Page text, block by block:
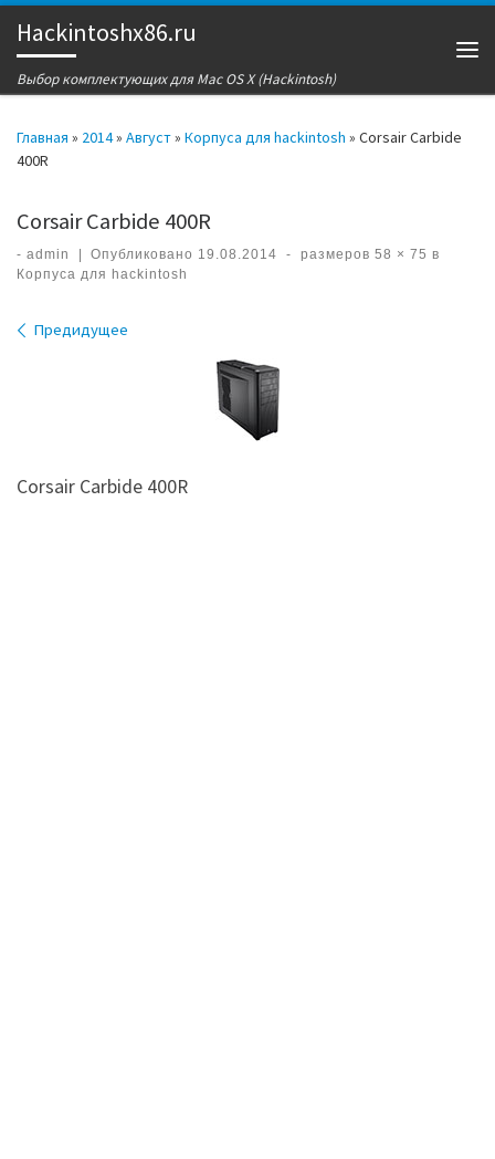
Перейти к содержимому
Hackintoshx86.ru
Выбор комплектующих для Mac OS X (Hackintosh)
Главная » 2014» Август» Корпуса для hackintosh » Corsair Carbide
400R
Corsair Carbide 400R
- admin Опубликовано 19.08.2014 - размеров 58 × 75 в
Корпуса для hackintosh
Навигация по изображениям
Предидущее
Corsair Carbide 400R